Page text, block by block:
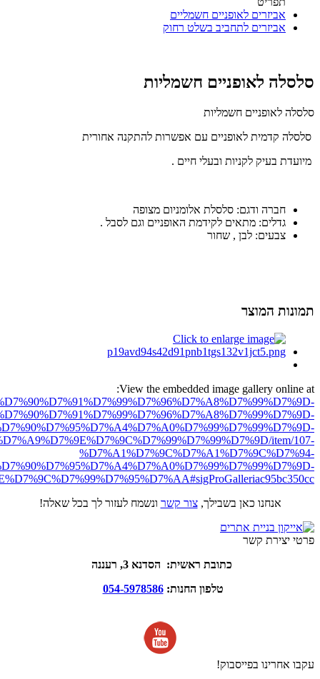
אביזרים לאופניים חשמליים
אביזרים לתחביב בשלט רחוק
סלסלה לאופניים חשמליות
סלסלה לאופניים חשמליות
סלסלה קדמית לאופניים עם אפשרות להתקנה אחורית
מיועדת בעיק לקניות ובעלי חיים .
חברה ודגם: סלסלת אלומניום מצופה
גדלים: מתאים לקידמת האופניים וגם לסבל .
צבעים: לבן , שחור
תמונות המוצר
View the embedded image gallery online at:
item/107-
%D7%A1%D7%9C%D7%A1%D7%9C%D7%94-
אנחנו כאן בשבילך,צור קשר ונשמח לעזור לך בכל שאלה!
פרטי יצירת קשר
כתובת ראשית: הסדנא 3, רעננה
טלפון החנות:054-5978586
עקבו אחרינו בפייסבוק!